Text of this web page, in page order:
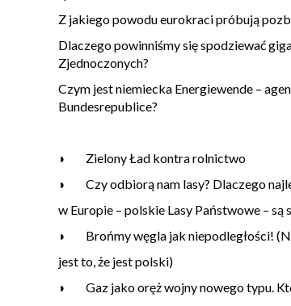
Z jakiego powodu eurokraci próbują
Dlaczego powinniśmy się spodziewać
Zjednoczonych?
Czym jest niemiecka Energiewende –
Bundesrepublice?
◗ Zielony Ład kontra rolnictwo
◗ Czy odbiorą nam lasy? Dlaczego
w Europie – polskie Lasy Państwowe –
◗ Brońmy węgla jak niepodległości!
jest to, że jest polski)
◗ Gaz jako oręż wojny nowego typu.